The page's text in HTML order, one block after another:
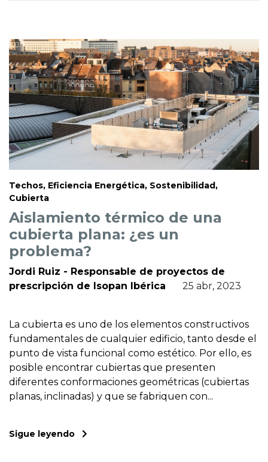
Techos, Eficiencia Energética, Sostenibilidad,
Cubierta
Aislamiento térmico de una
cubierta plana: ¿es un
problema?
Jordi Ruiz - Responsable de proyectos de
prescripción de Isopan Ibérica
25 abr, 2023
La cubierta es uno de los elementos constructivos
fundamentales de cualquier edificio, tanto desde el
punto de vista funcional como estético. Por ello, es
posible encontrar cubiertas que presenten
diferentes conformaciones geométricas (cubiertas
planas, inclinadas) y que se fabriquen con...
Sigue leyendo